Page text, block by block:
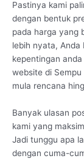
Pastinya kami
dengan bentuk
pada harga yang
lebih nyata, Anda
kepentingan
website di
mula rencana
Banyak ulasan
kami yang
Jadi tunggu apa
dengan cuma-